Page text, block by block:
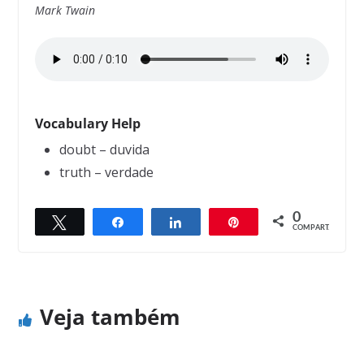
Mark Twain
Vocabulary Help
doubt – duvida
truth – verdade
Compartilhar Compartilhar 0
COMPART.
← Previous
Next →
Veja também